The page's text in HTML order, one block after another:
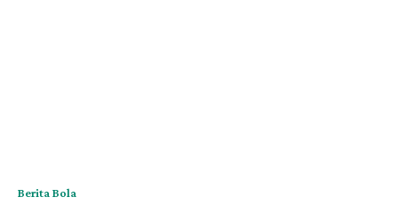
Berita Bola